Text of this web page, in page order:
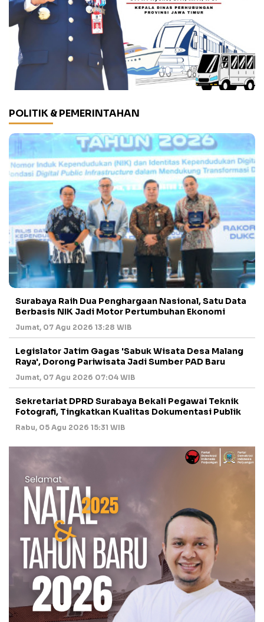
POLITIK & PEMERINTAHAN
Surabaya Raih Dua Penghargaan Nasional, Satu Data
Berbasis NIK Jadi Motor Pertumbuhan Ekonomi
Jumat, 07 Agu 2026 13:28 WIB
Legislator Jatim Gagas 'Sabuk Wisata Desa Malang
Raya', Dorong Pariwisata Jadi Sumber PAD Baru
Jumat, 07 Agu 2026 07:04 WIB
Sekretariat DPRD Surabaya Bekali Pegawai Teknik
Fotografi, Tingkatkan Kualitas Dokumentasi Publik
Rabu, 05 Agu 2026 15:31 WIB